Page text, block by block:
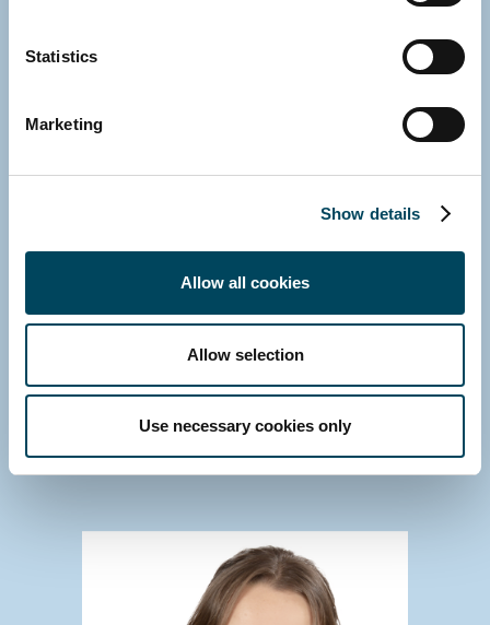
Statistics
Marketing
Show details
Allow all cookies
Allow selection
Use necessary cookies only
Sähköposti
Lataa vCard